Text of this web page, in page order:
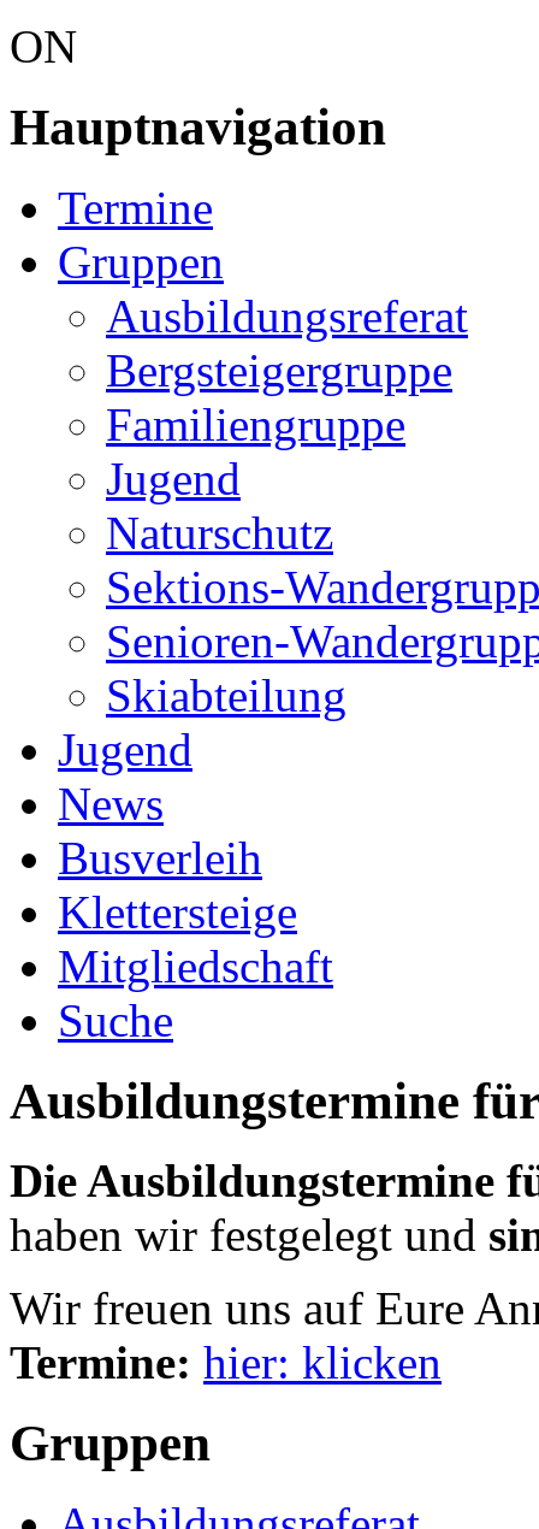
ON
Hauptnavigation
Termine
Gruppen
Ausbildungsreferat
Bergsteigergruppe
Familiengruppe
Jugend
Naturschutz
Sektions-
Senioren-
Skiabteilung
Jugend
News
Busverleih
Klettersteige
Mitgliedschaft
Suche
Ausbildungstermine
Die Ausbildungstermine
haben wir festgelegt und
Wir freuen uns auf Eure
Termine: hier: klicken
Gruppen